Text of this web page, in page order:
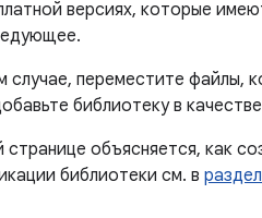
версиях, которые
случае, переместите файлы,
библиотеку в
странице объясняется, как
библиотеки см. в